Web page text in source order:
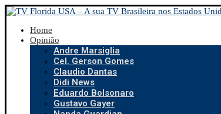
Home
Opinião
Andre Marsiglia
Cel. Gerson Gomes
Claudio Dantas
Didi News
Eduardo Bolsonaro
Gustavo Gayer